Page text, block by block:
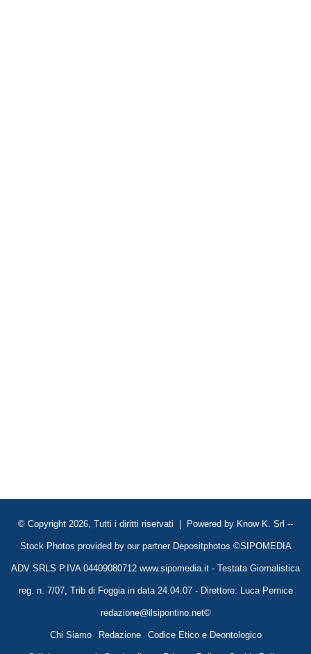
© Copyright 2026, Tutti i diritti riservati | Powered by Know K. Srl --
Stock Photos provided by our partner Depositphotos ©SIPOMEDIA
ADV SRLS P.IVA 04409080712 www.sipomedia.it - Testata Giornalistica
reg. n. 7/07, Trib di Foggia in data 24.04.07 - Direttore: Luca Pernice
redazione@ilsipontino.net©
Chi Siamo Redazione Codice Etico e Deontologico